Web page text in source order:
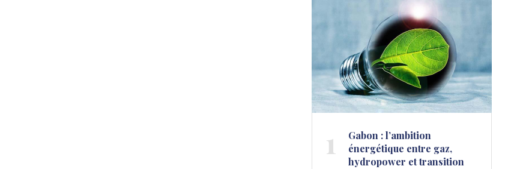
1
Gabon : l’ambition
énergétique entre gaz,
hydropower et transition